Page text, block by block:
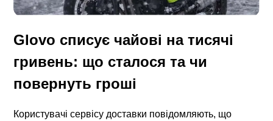
Glovo списує чайові на тисячі
гривень: що сталося та чи
повернуть гроші
Користувачі сервісу доставки повідомляють, що